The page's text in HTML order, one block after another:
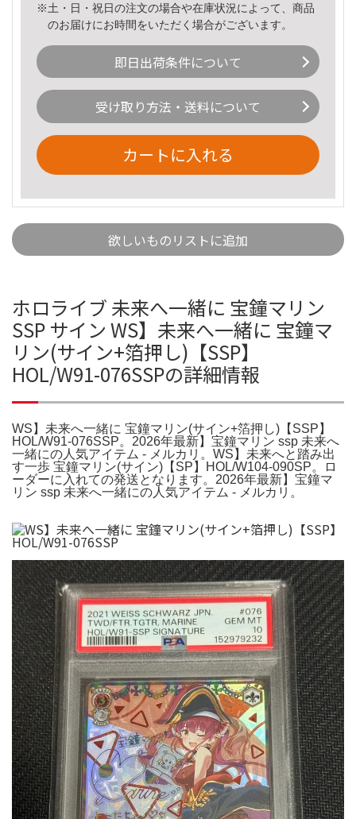
※土・日・祝日の注文の場合や在庫状況によって、商品
のお届けにお時間をいただく場合がございます。
即日出荷条件について
受け取り方法・送料について
カートに入れる
欲しいものリストに追加
ホロライブ 未来へ一緒に 宝鐘マリン
SSP サイン WS】未来へ一緒に 宝鐘マ
リン(サイン+箔押し)【SSP】
HOL/W91-076SSPの詳細情報
WS】未来へ一緒に 宝鐘マリン(サイン+箔押し)【SSP】
HOL/W91-076SSP。2026年最新】宝鐘マリン ssp 未来へ
一緒にの人気アイテム - メルカリ。WS】未来へと踏み出
す一歩 宝鐘マリン(サイン)【SP】HOL/W104-090SP。ロ
ーダーに入れての発送となります。2026年最新】宝鐘マ
リン ssp 未来へ一緒にの人気アイテム - メルカリ。